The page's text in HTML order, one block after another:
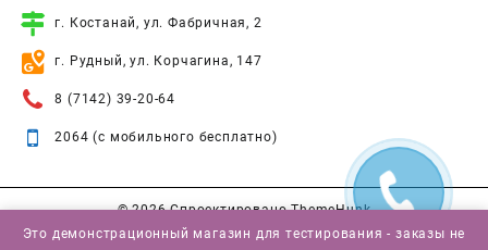
г. Костанай, ул. Фабричная, 2
г. Рудный, ул. Корчагина, 147
8 (7142) 39-20-64
2064 (с мобильного бесплатно)
© 2026Спроектировано ThemeHunk
Это демонстрационный магазин для тестирования - заказы не